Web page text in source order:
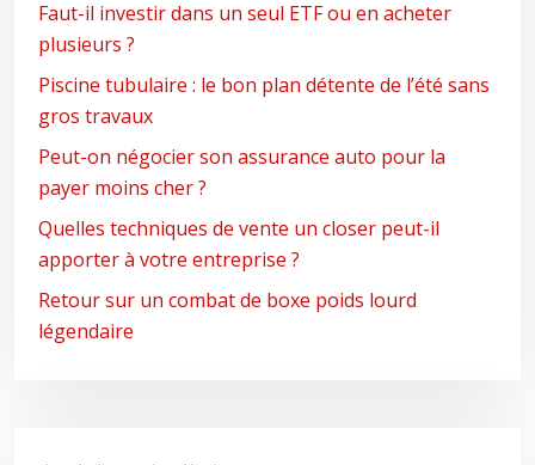
Faut-il investir dans un seul ETF ou en acheter
plusieurs ?
Piscine tubulaire : le bon plan détente de l’été sans
gros travaux
Peut-on négocier son assurance auto pour la
payer moins cher ?
Quelles techniques de vente un closer peut-il
apporter à votre entreprise ?
Retour sur un combat de boxe poids lourd
légendaire